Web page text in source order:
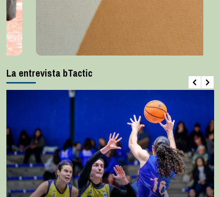
La entrevista bTactic